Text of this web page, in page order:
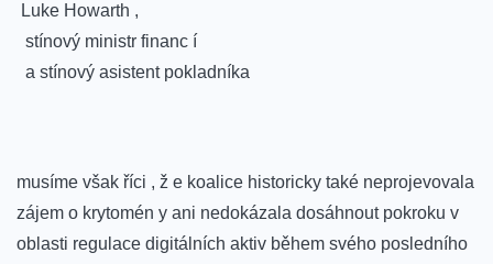
⁣ Luke​ Howarth ⁣,
‍ ⁢ stínový ministr financ í
⁣ ‍ a stínový⁤ asistent pokladníka⁣
musíme však ‌říci , ž e koalice historicky také neprojevovala⁣
zájem o krytomén y ani nedokázala dosáhnout pokroku v
oblasti regulace⁤ digitálních aktiv během svého⁣ posledního